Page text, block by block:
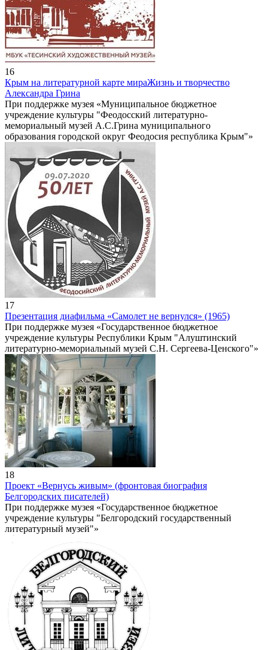
16
Крым на литературной карте мираЖизнь и творчество
Александра Грина
При поддержке музея «Муниципальное бюджетное
учреждение культуры "Феодосский литературно-
мемориальный музей А.С.Грина муниципального
образования городской округ Феодосия республика Крым"»
17
Презентация диафильма «Самолет не вернулся» (1965)
При поддержке музея «Государственное бюджетное
учреждение культуры Республики Крым "Алуштинский
литературно-мемориальный музей С.Н. Сергеева-Ценского"»
18
Проект «Вернусь живым» (фронтовая биография
Белгородских писателей)
При поддержке музея «Государственное бюджетное
учреждение культуры "Белгородский государственный
литературный музей"»